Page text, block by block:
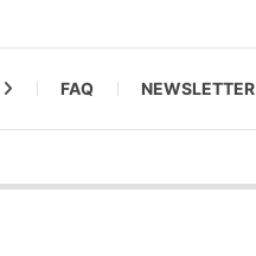
FAQ NEWSLETTER